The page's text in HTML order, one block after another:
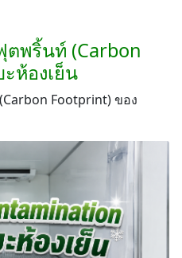
พริ้นท์ (Carbon
ห้องเย็น
Footprint) ของ